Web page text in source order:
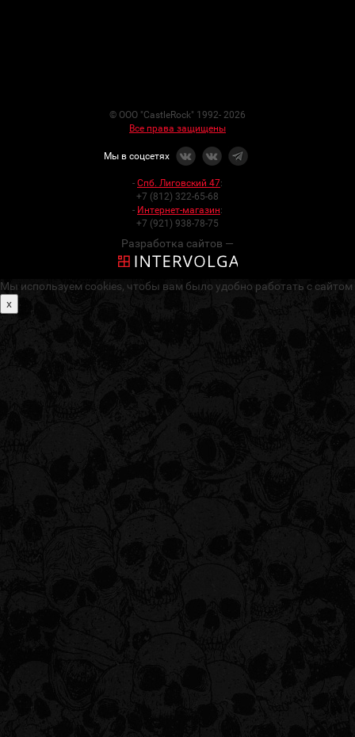
© ООО "CastleRock" 1992- 2026
Все права защищены
Мы в соцсетях
- Спб. Лиговский 47:
+7 (812) 322-65-68
- Интернет-магазин:
+7 (921) 938-78-75
Разработка сайтов —
Мы используем cookies, чтобы вам было удобно работать с сайтом
x